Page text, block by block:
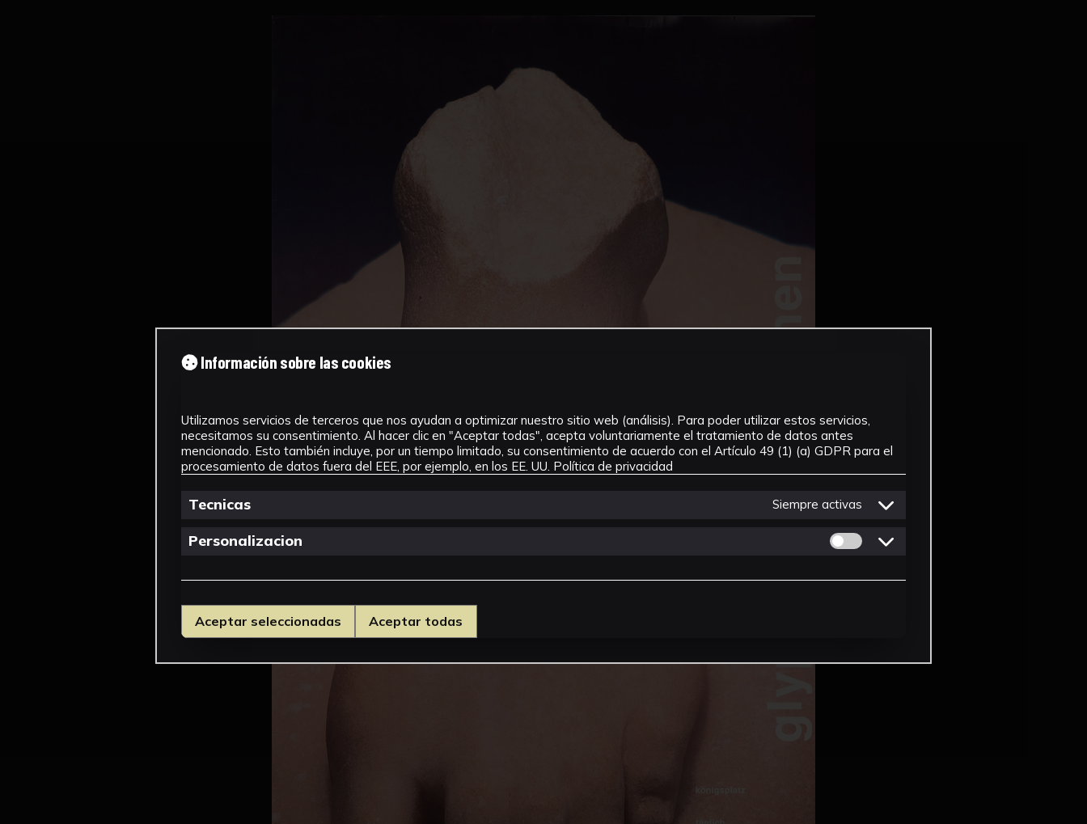
Información sobre las cookies
Utilizamos servicios de terceros que nos ayudan a optimizar nuestro sitio web (análisis). Para poder utilizar estos servicios,
necesitamos su consentimiento. Al hacer clic en "Aceptar todas", acepta voluntariamente el tratamiento de datos antes
mencionado. Esto también incluye, por un tiempo limitado, su consentimiento de acuerdo con el Artículo 49 (1) (a) GDPR para el
procesamiento de datos fuera del EEE, por ejemplo, en los EE. UU. Política de privacidad
Tecnicas Siempre activas
Personalizacion Permitir cookies de Personalizacion
Aceptar seleccionadas Aceptar todas